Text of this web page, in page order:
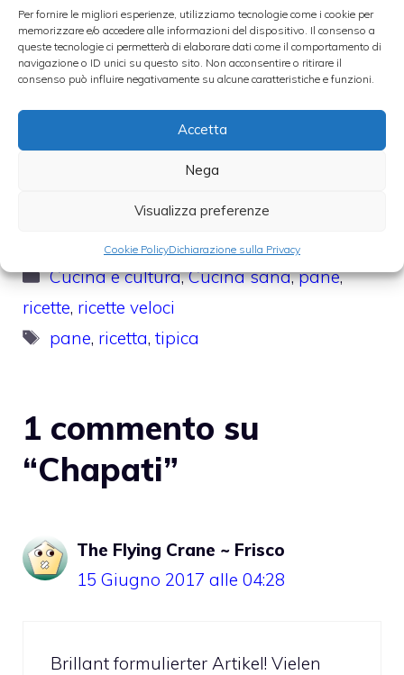
Per fornire le migliori esperienze, utilizziamo tecnologie come i cookie per
memorizzare e/o accedere alle informazioni del dispositivo. Il consenso a
queste tecnologie ci permetterà di elaborare dati come il comportamento di
navigazione o ID unici su questo sito. Non acconsentire o ritirare il
consenso può influire negativamente su alcune caratteristiche e funzioni.
Accetta
Nega
Visualizza preferenze
Cookie PolicyDichiarazione sulla Privacy
Tortilla chips
Samosa, un tipico
della cucina
speziata indiana
Kofta
Categorie
Cucina e cultura,Cucina sana,pane,
ricette, ricette veloci
Tag
pane, ricetta,tipica
1 commento su
“Chapati”
The Flying Crane ~ Frisco
15 Giugno 2017 alle 04:28
Brillant formulierter Artikel! Vielen